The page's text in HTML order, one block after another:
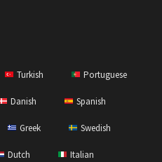
Turkish Portuguese
Danish Spanish
Greek Swedish
Dutch Italian